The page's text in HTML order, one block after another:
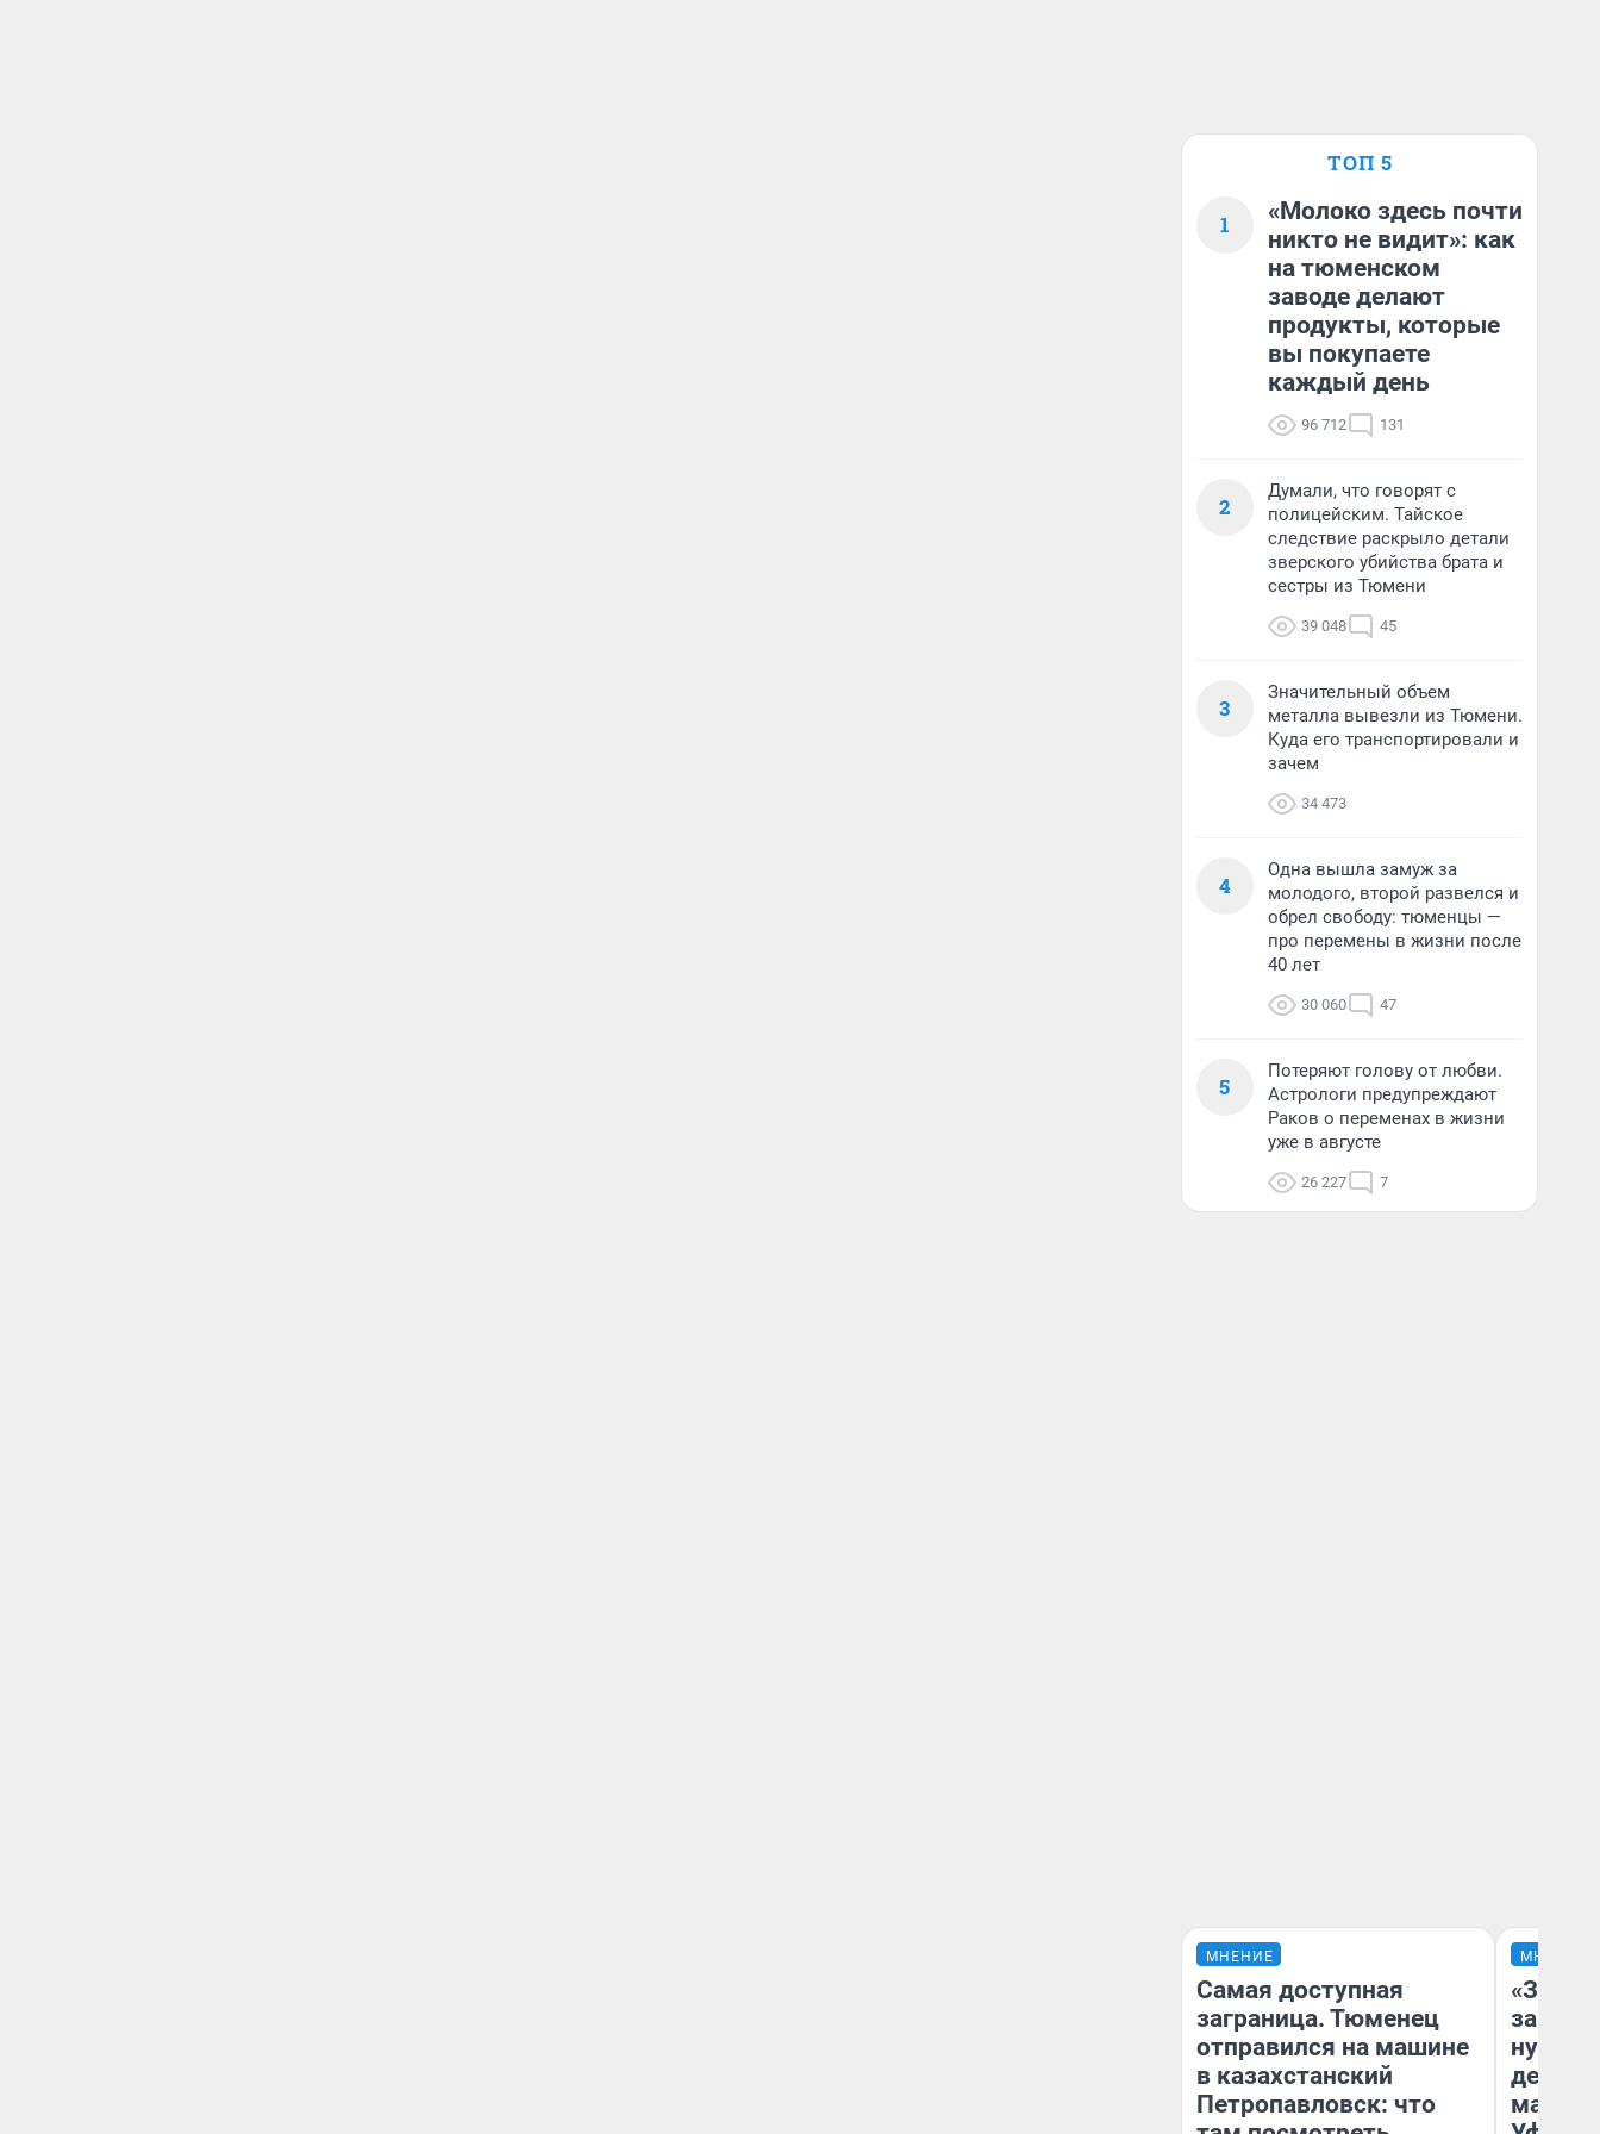
ТОП 5
1
«Молоко здесь почти
никто не видит»: как
на тюменском
заводе делают
продукты, которые
вы покупаете
каждый день
96 712 131
2
Думали, что говорят с
полицейским. Тайское
следствие раскрыло детали
зверского убийства брата и
сестры из Тюмени
39 048 45
3
Значительный объем
металла вывезли из Тюмени.
Куда его транспортировали и
зачем
34 473
4
Одна вышла замуж за
молодого, второй развелся и
обрел свободу: тюменцы —
про перемены в жизни после
40 лет
30 060 47
5
Потеряют голову от любви.
Астрологи предупреждают
Раков о переменах в жизни
уже в августе
26 227 7
МНЕНИЕ
Самая доступная
заграница. Тюменец
отправился на машине
в казахстанский
Петропавловск: что
МНЕНИЕ
дела с